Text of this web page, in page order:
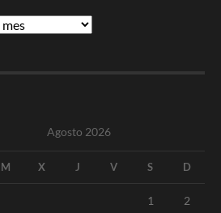
Agosto 2026
M X J V S D
1 2